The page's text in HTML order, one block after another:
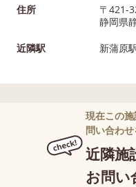
住所
〒421-
静岡県
近隣駅
新蒲原
現在この
問い合わせ
近隣施
お問い